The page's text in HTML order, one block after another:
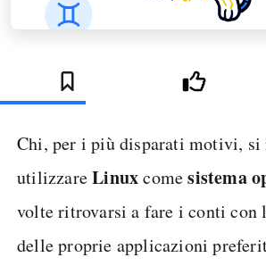
Chi, per i più disparati motivi, si
utilizzareLinuxcomesistema
volte ritrovarsi a fare i conti con
delle proprie applicazioni